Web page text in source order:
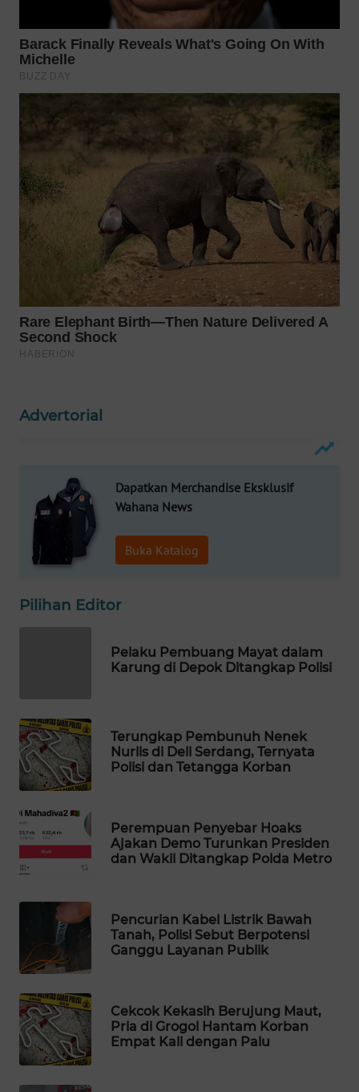
Advertorial
Dapatkan Merchandise Eksklusif
Wahana News
Buka Katalog
Pilihan Editor
Pelaku Pembuang Mayat dalam
Karung di Depok Ditangkap Polisi
Terungkap Pembunuh Nenek
Nurlis di Deli Serdang, Ternyata
Polisi dan Tetangga Korban
Perempuan Penyebar Hoaks
Ajakan Demo Turunkan Presiden
dan Wakil Ditangkap Polda Metro
Pencurian Kabel Listrik Bawah
Tanah, Polisi Sebut Berpotensi
Ganggu Layanan Publik
Cekcok Kekasih Berujung Maut,
Pria di Grogol Hantam Korban
Empat Kali dengan Palu
INFRASTRUKTUR
WAHANA
KONSUMEN
WAHANA
WAHANANEWS
ID
WAHANA
SPORT
WAHANA
UMKM
WAHANA
SELEB
WAHANA
OTOMOTIF
WAHANA
WAHANA
LAPAK
WAHANA
Network
KONSUMEN
LISTRIK